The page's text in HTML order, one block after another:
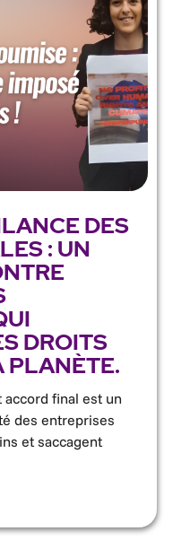
DES
: UN
DROITS
PLANÈTE.
accord final est un
des entreprises
et saccagent